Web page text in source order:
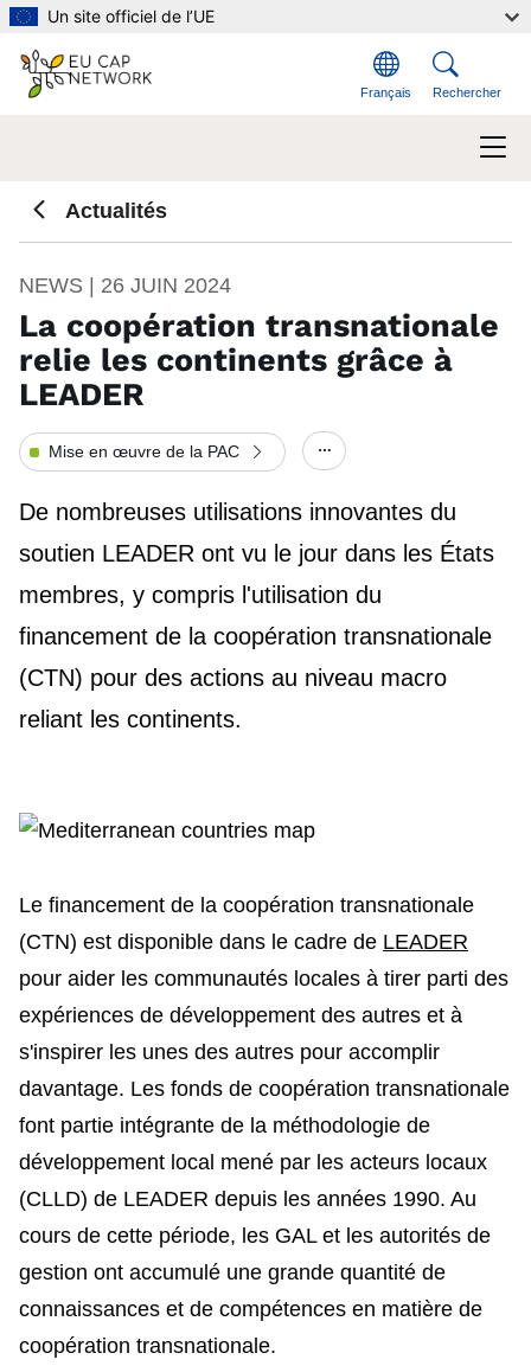
Aller au contenu principal
Un site officiel de l’UE
Français Rechercher
Actualités
NEWS | 26 JUIN 2024
La coopération transnationale
relie les continents grâce à
LEADER
Mise en œuvre de la PAC
De nombreuses utilisations innovantes du
soutien LEADER ont vu le jour dans les États
membres, y compris l'utilisation du
financement de la coopération transnationale
(CTN) pour des actions au niveau macro
reliant les continents.
Le financement de la coopération transnationale
(CTN) est disponible dans le cadre de LEADER
pour aider les communautés locales à tirer parti des
expériences de développement des autres et à
s'inspirer les unes des autres pour accomplir
davantage. Les fonds de coopération transnationale
font partie intégrante de la méthodologie de
développement local mené par les acteurs locaux
(CLLD) de LEADER depuis les années 1990. Au
cours de cette période, les GAL et les autorités de
gestion ont accumulé une grande quantité de
connaissances et de compétences en matière de
coopération transnationale.